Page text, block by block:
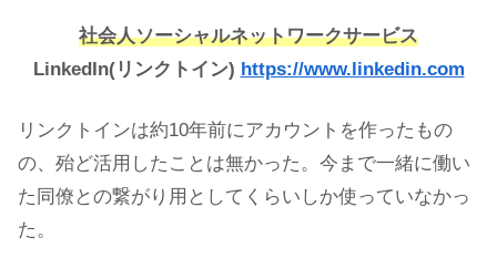
社会人ソーシャルネットワークサービス
LinkedIn(リンクトイン) https://www.linkedin.com
リンクトインは約10年前にアカウントを作ったもの
の、殆ど活用したことは無かった。今まで一緒に働い
た同僚との繋がり用としてくらいしか使っていなかっ
た。